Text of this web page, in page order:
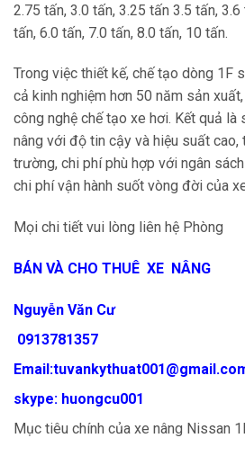
2.75 tấn, 3.0 tấn, 3.25 tấn 3.5 tấn,
tấn, 6.0 tấn, 7.0 tấn, 8.0 tấn, 10 tấn.
Trong việc thiết kế, chế tạo dòng 1F
cả kinh nghiệm hơn 50 năm sản
công nghệ chế tạo xe hơi. Kết quả
nâng với độ tin cậy và hiệu suất cao,
trường, chi phí phù hợp với ngân
chi phí vận hành suốt vòng đời của
Mọi chi tiết vui lòng liên hệ Phòng
BÁN VÀ CHO THUÊ XE NÂNG
Nguyễn Văn Cư
0913781357
skype: huongcu001
Mục tiêu chính của xe nâng Nissan